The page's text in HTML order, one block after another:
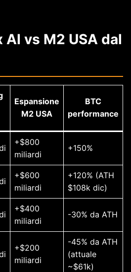
AI vs M2 USA dal
Espansione
M2 USA
BTC
performance
+$800
miliardi
+150%
+$600
miliardi
+120% (ATH
$108k dic)
+$400
miliardi
-30% da ATH
+$200
miliardi
-45% da ATH
(attuale
~$61k)